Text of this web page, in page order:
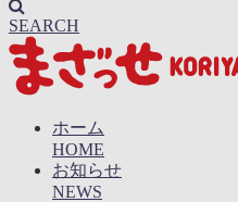
SEARCH
ホーム
HOME
お知らせ
NEWS